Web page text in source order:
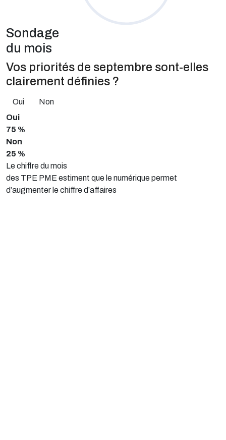
Sondage
du mois
Vos priorités de septembre sont-elles
clairement définies ?
Oui
Non
Oui
75 %
Non
25 %
Le chiffre du mois
des TPE PME estiment que le numérique permet
d’augmenter le chiffre d’affaires